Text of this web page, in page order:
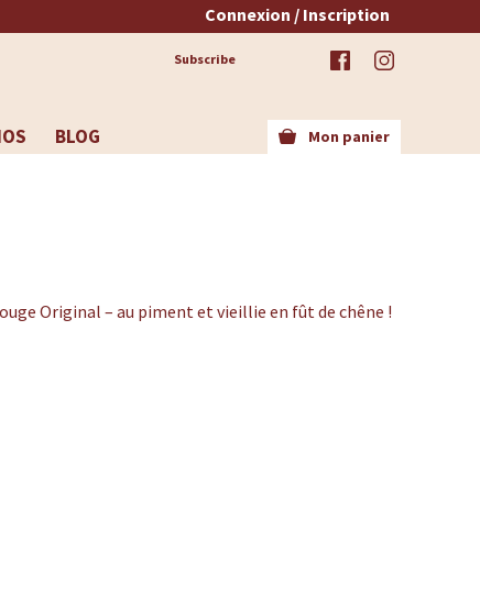
BLOG
Connexion / Inscription
Mon panier
Subscribe
Original – au piment et vieillie en fût de chêne !